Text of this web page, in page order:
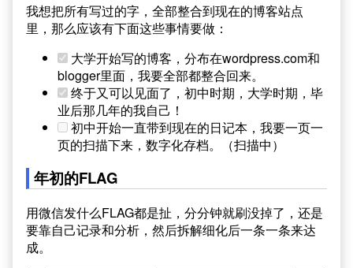
我想把所有写过的字，全部整合到现在的博客站点
里，那么应该有下面这些事情要做：
大学开始写的博客，分布在wordpress.com和
blogger里面，我要全部都整合回来。
终于又可以见面了，初中时期，大学时期，毕
业后那几年的我自己！
初中开始一直带到现在的日记本，我要一页一
页的扫描下来，数字化存档。（扫描中）
年初的FLAG
用微信发什么FLAG都是扯，分分钟就刷没掉了，还是
要靠自己记录和分析，然后拆解细化后一条一条来达
成。